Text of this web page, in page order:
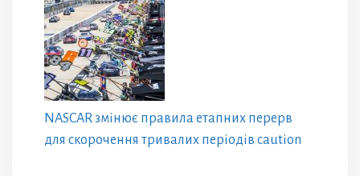
NASCAR змінює правила етапних перерв
для скорочення тривалих періодів caution